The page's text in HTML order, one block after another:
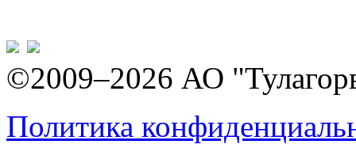
©2009–2026 АО
Политика